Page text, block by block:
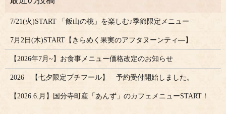
7/21(火)START 「飯山の桃」を楽しむ♪季節限定メニュー
7月2日(木)START【きらめく果実のアフタヌーンティ―】
【2026年7月~】お食事メニュー価格改定のお知らせ
2026 【七夕限定プチフール】 予約受付開始しました。
【2026.6.月】国分寺町産「あんず」のカフェメニューSTART！